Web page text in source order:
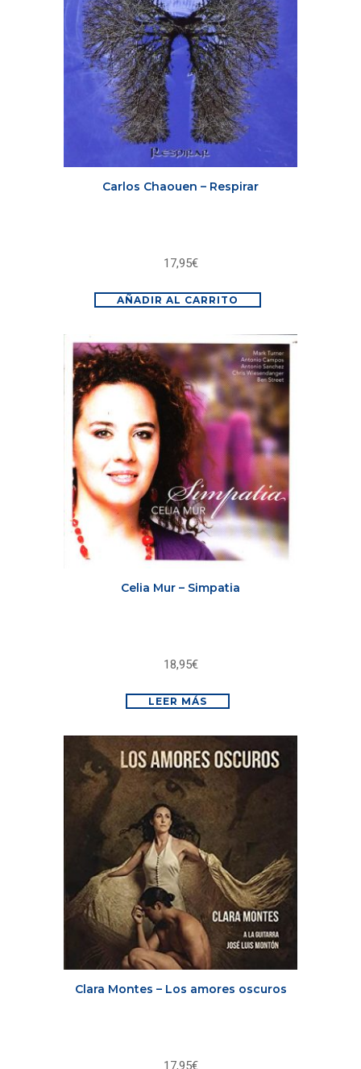
Carlos Chaouen – Respirar
17,95€
AÑADIR AL CARRITO
Celia Mur – Simpatia
18,95€
LEER MÁS
Clara Montes – Los amores oscuros
17,95€